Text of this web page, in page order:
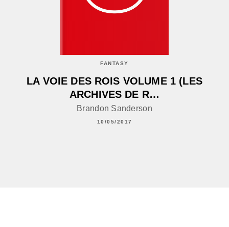
FANTASY
LA VOIE DES ROIS VOLUME 1 (LES
ARCHIVES DE R…
Brandon Sanderson
10/05/2017